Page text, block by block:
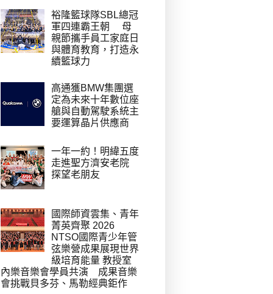
裕隆籃球隊SBL總冠
軍四連霸王朝 母
親節攜手員工家庭日
與體育教育，打造永
續籃球力
高通獲BMW集團選
定為未來十年數位座
艙與自動駕駛系統主
要運算晶片供應商
一年一約！明緯五度
走進聖方濟安老院
探望老朋友
國際師資雲集、青年
菁英齊聚 2026
NTSO國際青少年管
弦樂營成果展現世界
級培育能量 教授室
內樂音樂會學員共演 成果音樂
會挑戰貝多芬、馬勒經典鉅作